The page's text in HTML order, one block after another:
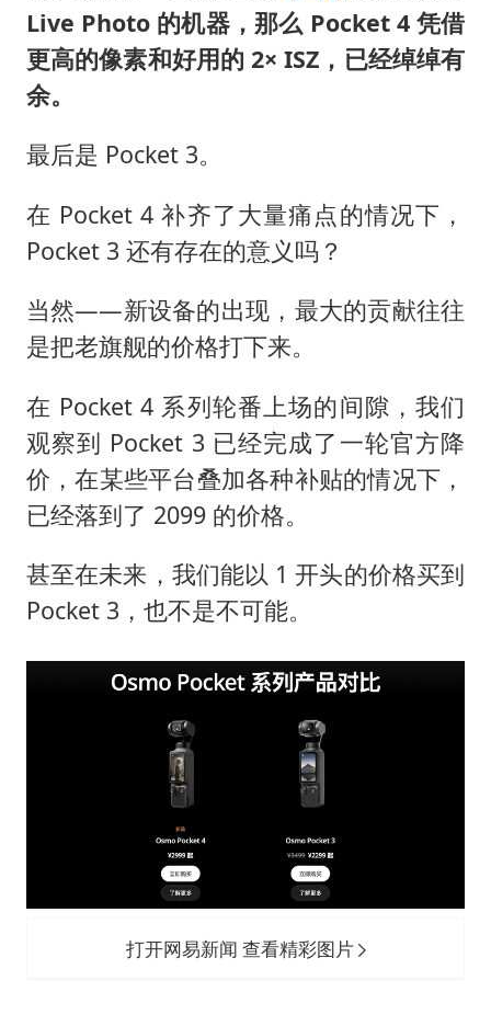
Live Photo 的机器，那么 Pocket 4 凭借
更高的像素和好用的 2× ISZ，已经绰绰有
余。
最后是 Pocket 3。
在 Pocket 4 补齐了大量痛点的情况下，
Pocket 3 还有存在的意义吗？
当然——新设备的出现，最大的贡献往往
是把老旗舰的价格打下来。
在 Pocket 4 系列轮番上场的间隙，我们
观察到 Pocket 3 已经完成了一轮官方降
价，在某些平台叠加各种补贴的情况下，
已经落到了 2099 的价格。
甚至在未来，我们能以 1 开头的价格买到
Pocket 3，也不是不可能。
打开网易新闻 查看精彩图片